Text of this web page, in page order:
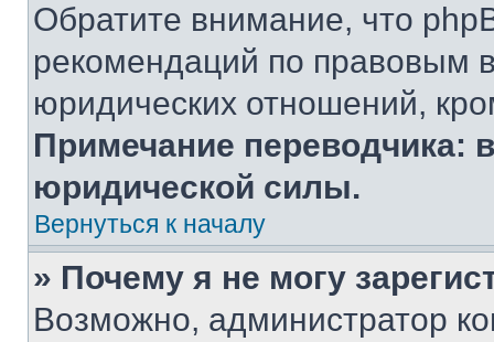
Обратите внимание, что
рекомендаций по правовым
юридических отношений,
Примечание переводчика:
юридической силы.
Вернуться к началу
» Почему я не могу
Возможно, администратор